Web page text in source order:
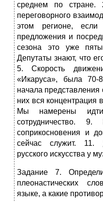
среднем по
переговорного
этом регионе,
предложения и
сезона это уже
Депутаты знают, что
5. Скорость
«Икаруса», была
начала
них вся концентрация
Мы намерены
сотрудничество.
соприкосновения и
сейчас служит. 11.
русского искусства у
Задание 7.
плеонастических
языке, а какие